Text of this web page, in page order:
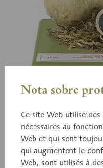
Bo 122
Variété
vulgaire
Nota sobre
Ce site Web utilise
nécessaires au
Web et qui sont
qui augmentent le
Web, sont utilisés à